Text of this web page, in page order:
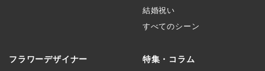
結婚祝い
すべてのシーン
フラワーデザイナー 特集・コラム